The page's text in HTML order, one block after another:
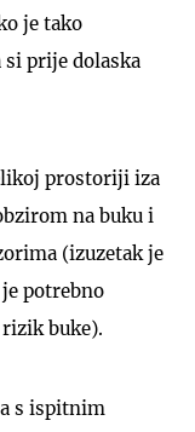
je tako
prije dolaska
prostoriji iza
na buku i
(izuzetak je
potrebno
buke).
s ispitnim